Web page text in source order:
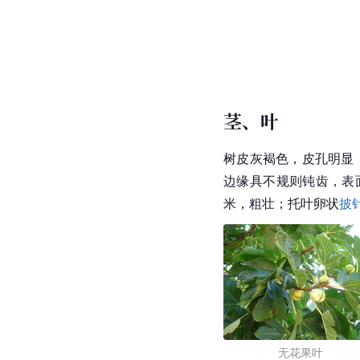
茎、叶
树皮灰褐色，皮孔明显
边缘具不规则钝齿 ，
米，粗壮； 托叶卵状披
无花果叶